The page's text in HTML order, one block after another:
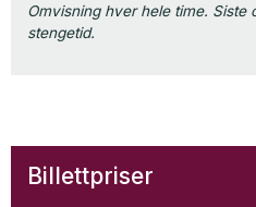
Omvisning hver hele time. Siste
stengetid.
Billettpriser